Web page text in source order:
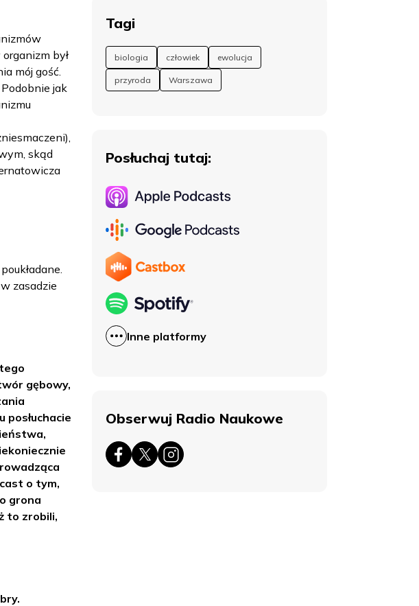
był
mój gość.
jak
skąd
zasadzie
gębowy,
posłuchacie
o tym,
grona
to zrobili,
Tagi
biologia człowiek ewolucja
przyroda Warszawa
Posłuchaj tutaj:
Inne platformy
Obserwuj Radio Naukowe